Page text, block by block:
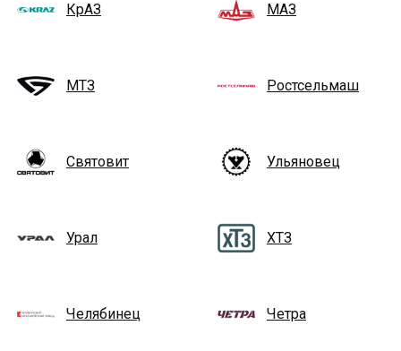
КрАЗ МАЗ
МТЗ Ростсельмаш
Святовит Ульяновец
Урал ХТЗ
Челябинец Четра